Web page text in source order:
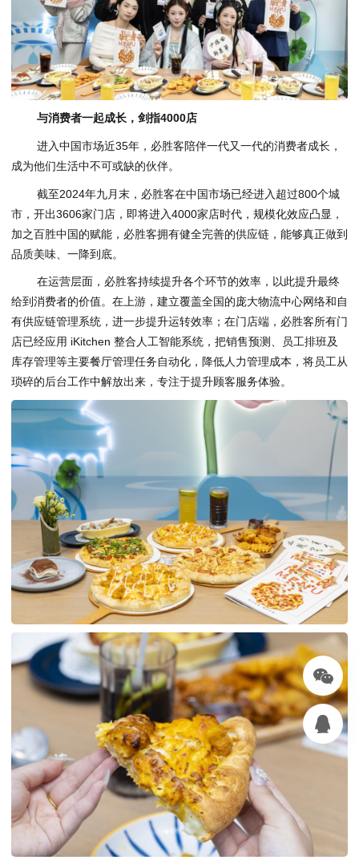
与消费者一起成长，剑指4000店
进入中国市场近35年，必胜客陪伴一代又一代的消费者成长，
成为他们生活中不可或缺的伙伴。
截至2024年九月末，必胜客在中国市场已经进入超过800个城
市，开出3606家门店，即将进入4000家店时代，规模化效应凸显，
加之百胜中国的赋能，必胜客拥有健全完善的供应链，能够真正做到
品质美味、一降到底。
在运营层面，必胜客持续提升各个环节的效率，以此提升最终
给到消费者的价值。在上游，建立覆盖全国的庞大物流中心网络和自
有供应链管理系统，进一步提升运转效率；在门店端，必胜客所有门
店已经应用 iKitchen 整合人工智能系统，把销售预测、员工排班及
库存管理等主要餐厅管理任务自动化，降低人力管理成本，将员工从
琐碎的后台工作中解放出来，专注于提升顾客服务体验。